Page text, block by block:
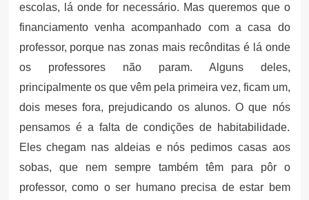
escolas, lá onde for necessário. Mas queremos que o
financiamento venha acompanhado com a casa do
professor, porque nas zonas mais recônditas é lá onde
os professores não param. Alguns deles,
principalmente os que vêm pela primeira vez, ficam um,
dois meses fora, prejudicando os alunos. O que nós
pensamos é a falta de condições de habitabilidade.
Eles chegam nas aldeias e nós pedimos casas aos
sobas, que nem sempre também têm para pôr o
professor, como o ser humano precisa de estar bem